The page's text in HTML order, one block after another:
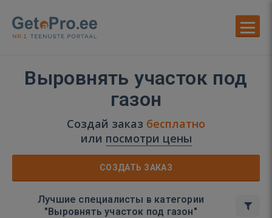
Выровнять участок под
газон
Создай заказ бесплатно
или посмотри цены
СОЗДАТЬ ЗАКАЗ
Лучшие специалисты в категории
"Выровнять участок под газон"